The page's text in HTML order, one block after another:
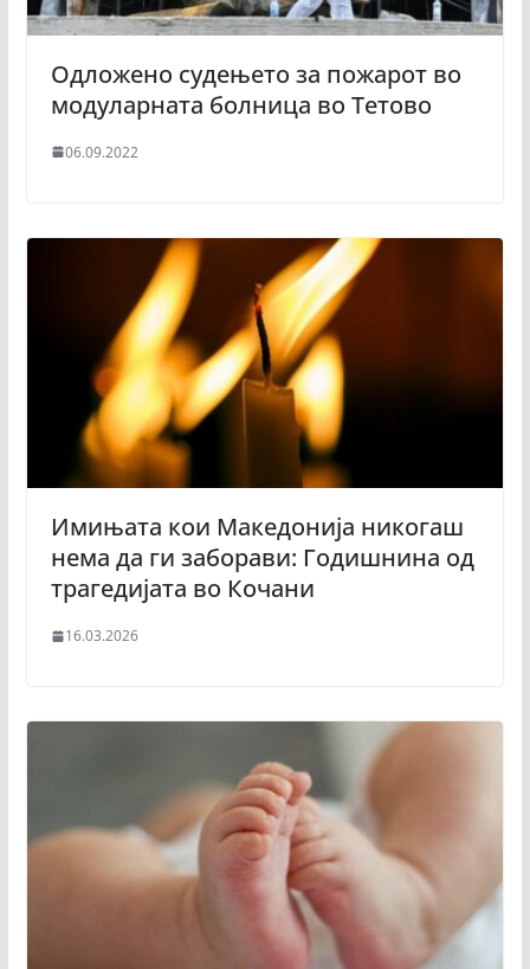
Одложено судењето за пожарот во
модуларната болница во Тетово
06.09.2022
Имињата кои Македонија никогаш
нема да ги заборави: Годишнина од
трагедијата во Кочани
16.03.2026